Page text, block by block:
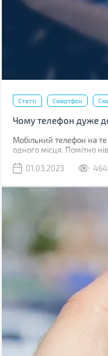
Статті Смартфон
Чому телефон дуже
Мобільний телефон на
одного місця. Помітно
01.03.2023